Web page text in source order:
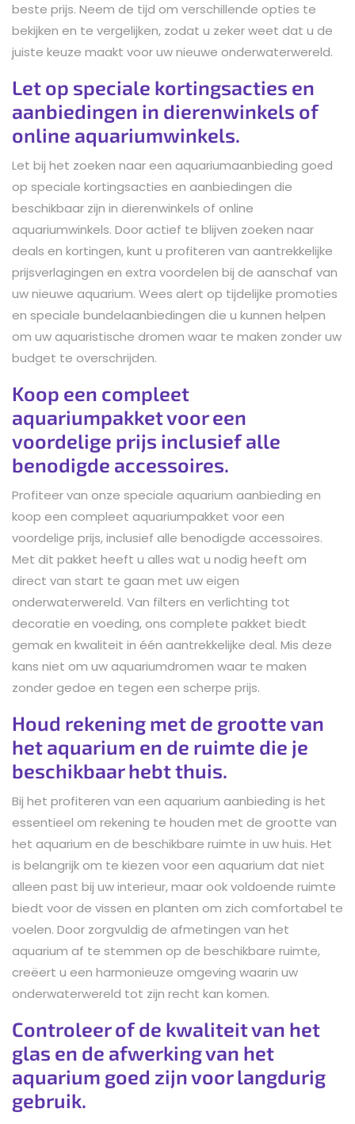
beste prijs. Neem de tijd om verschillende opties te
bekijken en te vergelijken, zodat u zeker weet dat u de
juiste keuze maakt voor uw nieuwe onderwaterwereld.
Let op speciale kortingsacties en
aanbiedingen in dierenwinkels of
online aquariumwinkels.
Let bij het zoeken naar een aquariumaanbieding goed
op speciale kortingsacties en aanbiedingen die
beschikbaar zijn in dierenwinkels of online
aquariumwinkels. Door actief te blijven zoeken naar
deals en kortingen, kunt u profiteren van aantrekkelijke
prijsverlagingen en extra voordelen bij de aanschaf van
uw nieuwe aquarium. Wees alert op tijdelijke promoties
en speciale bundelaanbiedingen die u kunnen helpen
om uw aquaristische dromen waar te maken zonder uw
budget te overschrijden.
Koop een compleet
aquariumpakket voor een
voordelige prijs inclusief alle
benodigde accessoires.
Profiteer van onze speciale aquarium aanbieding en
koop een compleet aquariumpakket voor een
voordelige prijs, inclusief alle benodigde accessoires.
Met dit pakket heeft u alles wat u nodig heeft om
direct van start te gaan met uw eigen
onderwaterwereld. Van filters en verlichting tot
decoratie en voeding, ons complete pakket biedt
gemak en kwaliteit in één aantrekkelijke deal. Mis deze
kans niet om uw aquariumdromen waar te maken
zonder gedoe en tegen een scherpe prijs.
Houd rekening met de grootte van
het aquarium en de ruimte die je
beschikbaar hebt thuis.
Bij het profiteren van een aquarium aanbieding is het
essentieel om rekening te houden met de grootte van
het aquarium en de beschikbare ruimte in uw huis. Het
is belangrijk om te kiezen voor een aquarium dat niet
alleen past bij uw interieur, maar ook voldoende ruimte
biedt voor de vissen en planten om zich comfortabel te
voelen. Door zorgvuldig de afmetingen van het
aquarium af te stemmen op de beschikbare ruimte,
creëert u een harmonieuze omgeving waarin uw
onderwaterwereld tot zijn recht kan komen.
Controleer of de kwaliteit van het
glas en de afwerking van het
aquarium goed zijn voor langdurig
gebruik.